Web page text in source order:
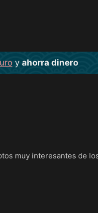
y ahorra dinero
muy interesantes de